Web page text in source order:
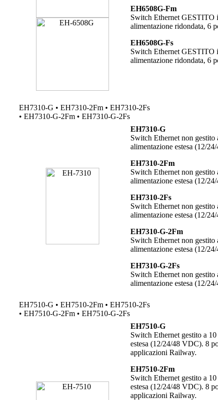
EH6508G-Fm
Switch Ethernet GESTITO
alimentazione ridondata, 6
EH6508G-Fs
Switch Ethernet GESTITO
alimentazione ridondata, 6
EH7310-G • EH7310-2Fm • EH7310-2Fs
• EH7310-G-2Fm • EH7310-G-2Fs
EH7310-G
Switch Ethernet non
alimentazione estesa (12/
EH7310-2Fm
Switch Ethernet non
alimentazione estesa (12/
EH7310-2Fs
Switch Ethernet non
alimentazione estesa (12/
EH7310-G-2Fm
Switch Ethernet non
alimentazione estesa (12/
EH7310-G-2Fs
Switch Ethernet non
alimentazione estesa (12/
EH7510-G • EH7510-2Fm • EH7510-2Fs
• EH7510-G-2Fm • EH7510-G-2Fs
EH7510-G
Switch Ethernet gestito a
estesa (12/24/48 VDC). 8
applicazioni Railway.
EH7510-2Fm
Switch Ethernet gestito a
estesa (12/24/48 VDC). 8
applicazioni Railway.